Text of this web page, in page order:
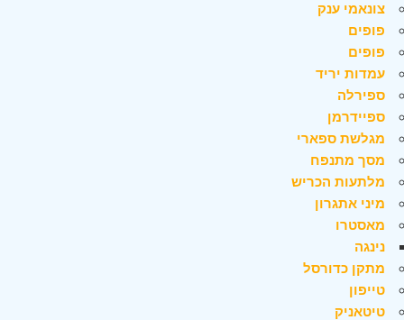
צונאמי ענק
פופים
פופים
עמדות יריד
ספירלה
ספיידרמן
מגלשת ספארי
מסך מתנפח
מלתעות הכריש
מיני אתגרון
מאסטרו
נינגה
מתקן כדורסל
טייפון
טיטאניק